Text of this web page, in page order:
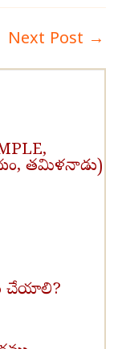
Next Post →
తమిళనాడు)
చేయాలి?